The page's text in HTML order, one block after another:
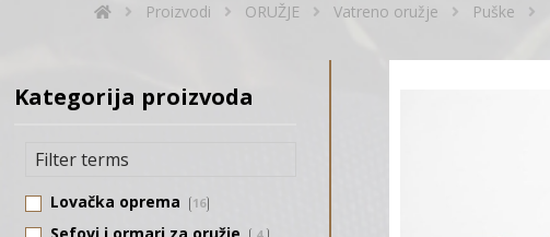
Proizvodi ORUŽJE Vatreno oružje Puške
Kategorija proizvoda
Lovačka oprema 16
4